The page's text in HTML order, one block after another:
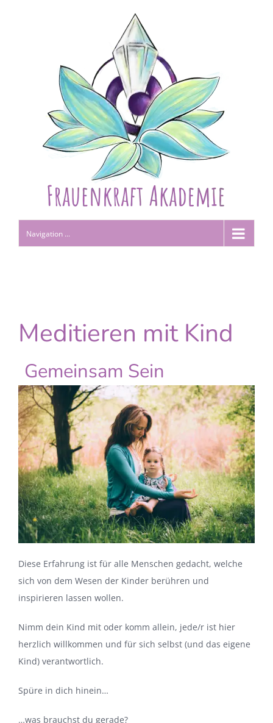
Navigation ...
Meditieren mit Kind
Gemeinsam Sein
Diese Erfahrung ist für alle Menschen gedacht, welche
sich von dem Wesen der Kinder berühren und
inspirieren lassen wollen.
Nimm dein Kind mit oder komm allein, jede/r ist hier
herzlich willkommen und für sich selbst (und das eigene
Kind) verantwortlich.
Spüre in dich hinein…
…was brauchst du gerade?